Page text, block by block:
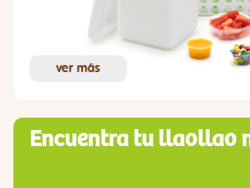
ver más
Encuentra tu llaollao